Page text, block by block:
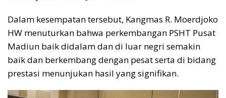
Dalam kesempatan tersebut, Kangmas R. Moerdjoko
HW menuturkan bahwa perkembangan PSHT Pusat
Madiun baik didalam dan di luar negri semakin
baik dan berkembang dengan pesat serta di bidang
prestasi menunjukan hasil yang signifikan.